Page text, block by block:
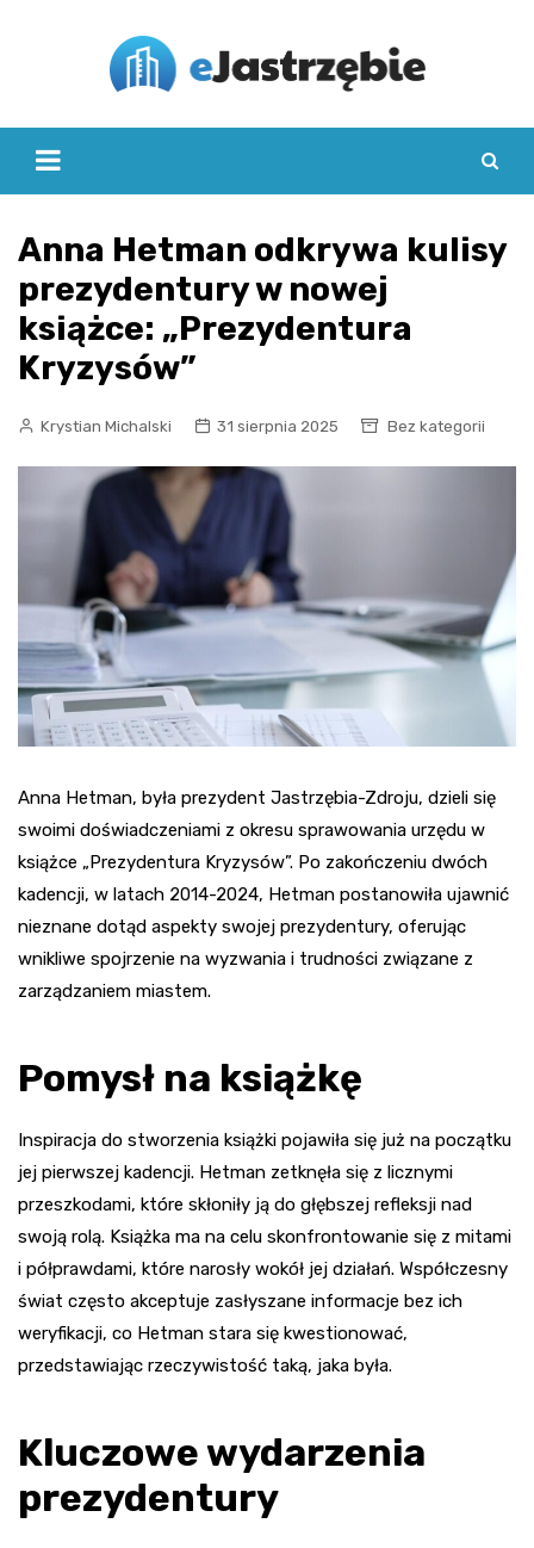
Anna Hetman odkrywa kulisy
prezydentury w nowej
książce: „Prezydentura
Kryzysów”
Krystian Michalski 31 sierpnia 2025 Bez kategorii
Anna Hetman, była prezydent Jastrzębia-Zdroju, dzieli się
swoimi doświadczeniami z okresu sprawowania urzędu w
książce „Prezydentura Kryzysów”. Po zakończeniu dwóch
kadencji, w latach 2014-2024, Hetman postanowiła ujawnić
nieznane dotąd aspekty swojej prezydentury, oferując
wnikliwe spojrzenie na wyzwania i trudności związane z
zarządzaniem miastem.
Pomysł na książkę
Inspiracja do stworzenia książki pojawiła się już na początku
jej pierwszej kadencji. Hetman zetknęła się z licznymi
przeszkodami, które skłoniły ją do głębszej refleksji nad
swoją rolą. Książka ma na celu skonfrontowanie się z mitami
i półprawdami, które narosły wokół jej działań. Współczesny
świat często akceptuje zasłyszane informacje bez ich
weryfikacji, co Hetman stara się kwestionować,
przedstawiając rzeczywistość taką, jaka była.
Kluczowe wydarzenia
prezydentury